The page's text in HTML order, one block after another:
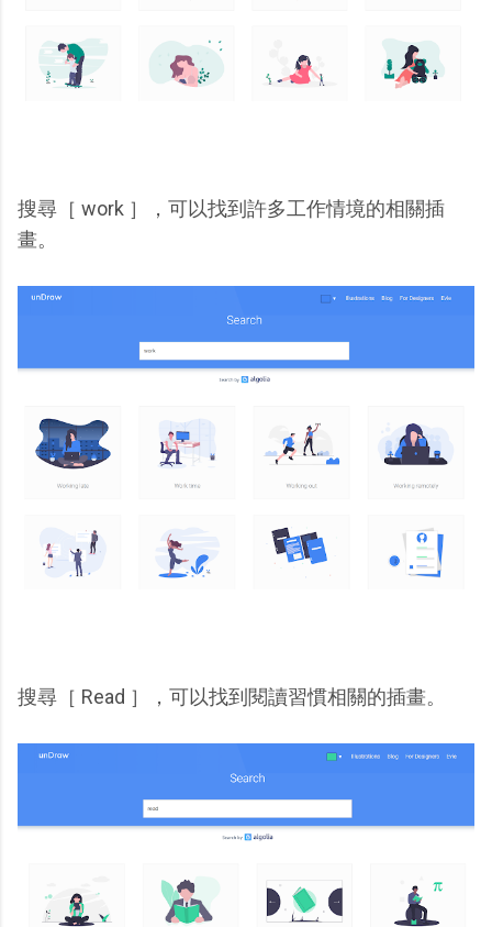
搜尋［ work ］，可以找到許多工作情境的相關插
畫。
搜尋［ Read ］，可以找到閱讀習慣相關的插畫。